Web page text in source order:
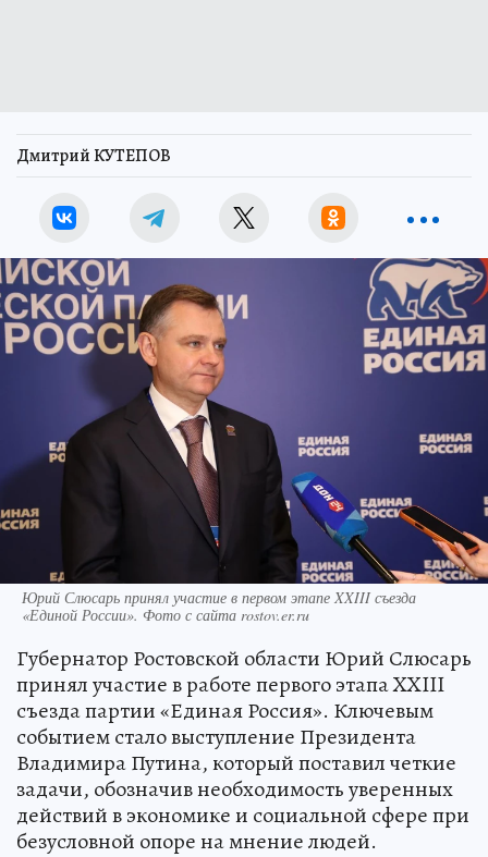
Дмитрий КУТЕПОВ
Юрий Слюсарь принял участие в первом этапе XXIII съезда
«Единой России». Фото с сайта rostov.er.ru
Губернатор Ростовской области Юрий Слюсарь
принял участие в работе первого этапа XXIII
съезда партии «Единая Россия». Ключевым
событием стало выступление Президента
Владимира Путина, который поставил четкие
задачи, обозначив необходимость уверенных
действий в экономике и социальной сфере при
безусловной опоре на мнение людей.